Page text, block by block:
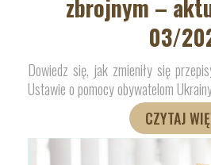
zbrojnym –
03/
Dowiedz się, jak zmieniły się
Ustawie o pomocy obywatelom
CZYTAJ